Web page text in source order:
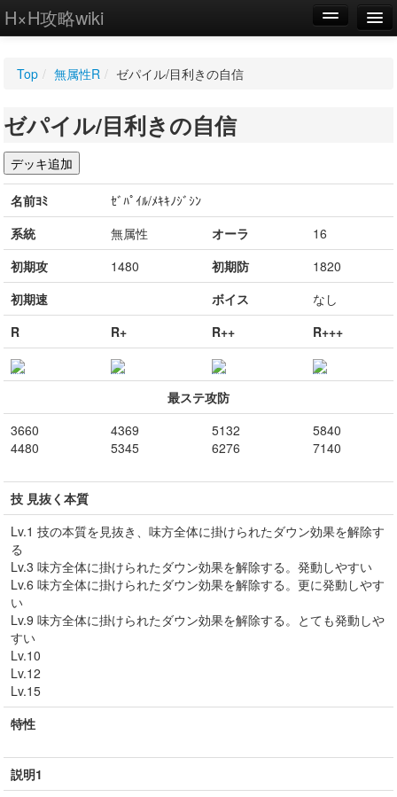
H×H攻略wiki
WIKI
設定
Top / 無属性R / ゼパイル/目利きの自信
ゼパイル/目利きの自信
名前ﾖﾐ
ｾﾞﾊﾟｲﾙ/ﾒｷｷﾉｼﾞｼﾝ
系統
無属性 オーラ
16
初期攻
1480 初期防
1820
初期速
ボイス
なし
R
R+ R++ R+++
最ステ攻防
3660
4480
4369
5345
5132
6276
5840
7140
技 見抜く本質
Lv.1 技の本質を見抜き、味方全体に掛けられたダウン効果を解除す
る
Lv.3 味方全体に掛けられたダウン効果を解除する。発動しやすい
Lv.6 味方全体に掛けられたダウン効果を解除する。更に発動しやす
い
Lv.9 味方全体に掛けられたダウン効果を解除する。とても発動しや
すい
Lv.10
Lv.12
Lv.15
特性
説明1